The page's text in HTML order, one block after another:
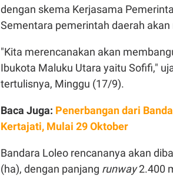
dengan skema Kerjasama
Sementara pemerintah daerah
"Kita merencanakan akan
Ibukota Maluku Utara yaitu Sofifi,"
tertulisnya, Minggu (17/9).
Baca Juga: Penerbangan dari
Kertajati, Mulai 29 Oktober
Bandara Loleo rencananya akan
(ha), dengan panjang runway2.400